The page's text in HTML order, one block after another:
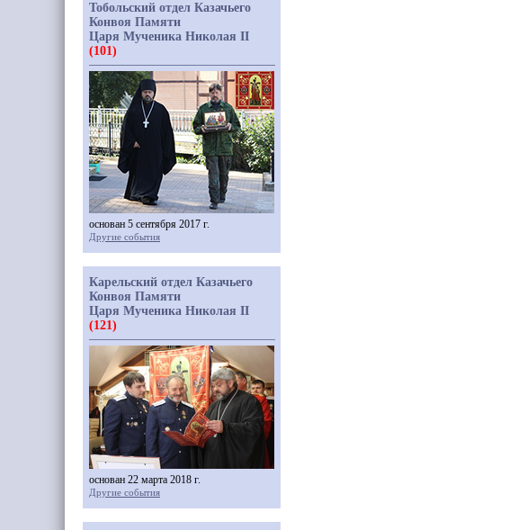
Тобольский отдел Казачьего
Конвоя Памяти
Царя Мученика Николая II
(101)
основан 5 сентября 2017 г.
Другие события
Карельский отдел Казачьего
Конвоя Памяти
Царя Мученика Николая II
(121)
основан 22 марта 2018 г.
Другие события